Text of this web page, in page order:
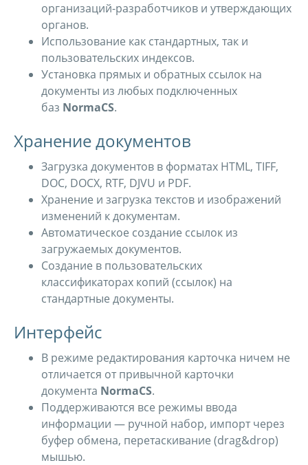
организаций-разработчиков и утверждающих
органов.
Использование как стандартных, так и
пользовательских индексов.
Установка прямых и обратных ссылок на
документы из любых подключенных
баз NormaCS.
Хранение документов
Загрузка документов в форматах HTML, TIFF,
DOC, DOCX, RTF, DJVU и PDF.
Хранение и загрузка текстов и изображений
изменений к документам.
Автоматическое создание ссылок из
загружаемых документов.
Создание в пользовательских
классификаторах копий (ссылок) на
стандартные документы.
Интерфейс
В режиме редактирования карточка ничем не
отличается от привычной карточки
документа NormaCS.
Поддерживаются все режимы ввода
информации — ручной набор, импорт через
буфер обмена, перетаскивание (drag&drop)
мышью.